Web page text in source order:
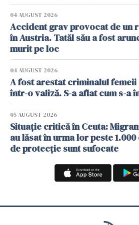
04 AUGUST 2026
Accident grav provocat de un
în Austria. Tatăl său a fost
murit pe loc
04 AUGUST 2026
A fost arestat criminalul femeii
într-o valiză. S-a aflat cum s-a
05 AUGUST 2026
Situație critică în Ceuta:
au lăsat în urma lor peste
de protecție sunt sufocate